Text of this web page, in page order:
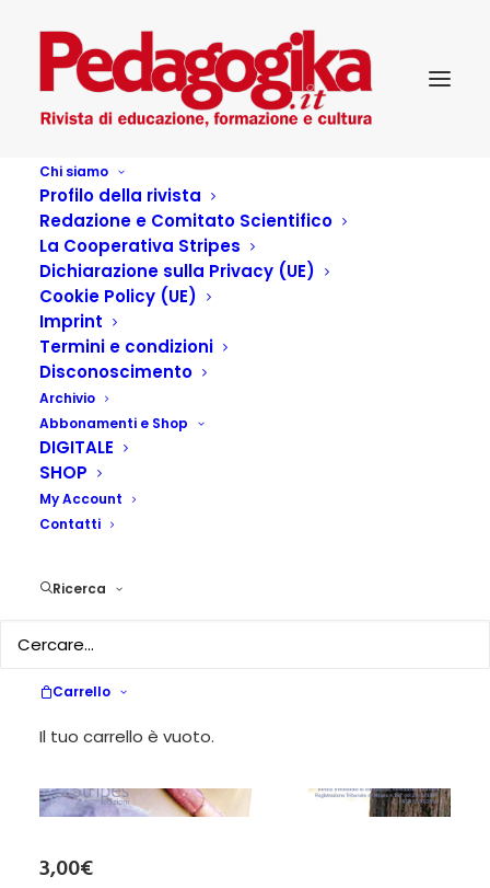
Chi siamo
Profilo della rivista
Redazione e Comitato Scientifico
La Cooperativa Stripes
Dichiarazione sulla Privacy (UE)
Cookie Policy (UE)
Imprint
Termini e condizioni
Disconoscimento
Archivio
Abbonamenti e Shop
DIGITALE
SHOP
My Account
Contatti
Ricerca
Carrello
Il tuo carrello è vuoto.
3,00€